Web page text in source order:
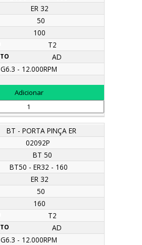
ER 32
50
100
T2
AD
G6.3 - 12.000RPM
BT - PORTA PINÇA ER
02092P
BT 50
BT50 - ER32 - 160
ER 32
50
160
T2
AD
G6.3 - 12.000RPM